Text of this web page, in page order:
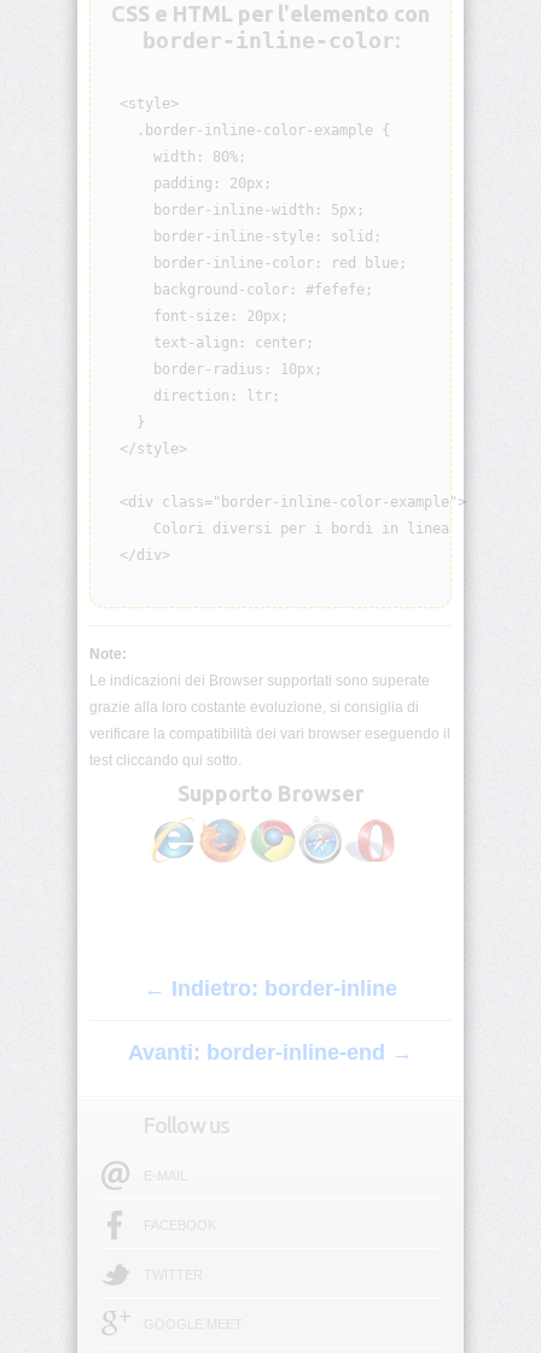
animation-
timing-
function
aspect-
ratio
backdrop-
filter
backface-
visibility
background
background-
attachment
background-
blend-
mode
background-
clip
background-
background-
background-
repeat
background-
size
CSS e HTML per l'elemento con
border-inline-color:
  <style>
    .border-inline-color-example {
      width: 80%;
      padding: 20px;
      border-inline-width: 5px;
      border-inline-style: solid;
      border-inline-color: red blue;
      background-color: #fefefe;
      font-size: 20px;
      text-align: center;
      border-radius: 10px;
      direction: ltr;
    }
  </style>
  <div class="border-inline-color-example">
      Colori diversi per i bordi in linea
  </div>
Note:
Le indicazioni dei Browser supportati sono superate
grazie alla loro costante evoluzione, si consiglia di
verificare la compatibilità dei vari browser eseguendo il
test cliccando qui sotto.
Supporto Browser
← Indietro: border-inline
Avanti: border-inline-end →
Follow us
E-MAIL
FACEBOOK
TWITTER
GOOGLE MEET